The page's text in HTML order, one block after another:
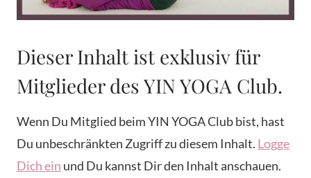
Dieser Inhalt ist exklusiv für
Mitglieder des YIN YOGA Club.
Wenn Du Mitglied beim YIN YOGA Club bist, hast
Du unbeschränkten Zugriff zu diesem Inhalt. Logge
Dich ein und Du kannst Dir den Inhalt anschauen.